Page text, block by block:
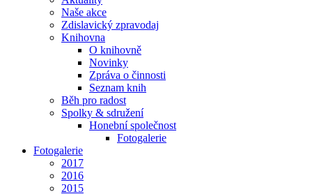
Naše akce
Zdislavický zpravodaj
Knihovna
O knihovně
Novinky
Zpráva o činnosti
Seznam knih
Běh pro radost
Spolky & sdružení
Honební společnost
Fotogalerie
Fotogalerie
2017
2016
2015